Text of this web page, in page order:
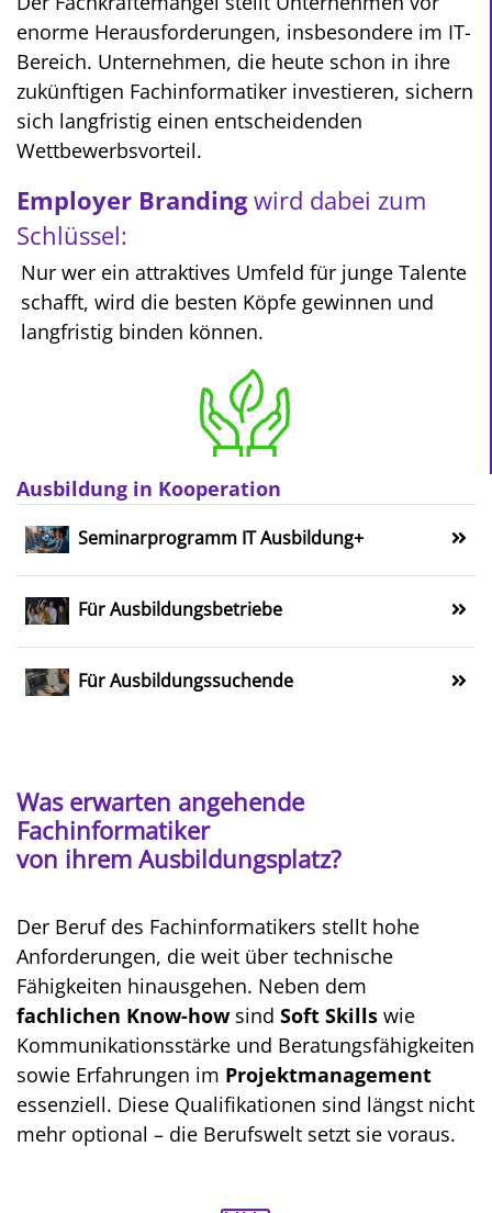
enorme Herausforderungen, insbesondere im IT-
Bereich. Unternehmen, die heute schon in ihre
zukünftigen Fachinformatiker investieren, sichern
sich langfristig einen entscheidenden
Wettbewerbsvorteil.
Employer Brandingwird dabei zum
Schlüssel:
Nur wer ein attraktives Umfeld für junge Talente
schafft, wird die besten Köpfe gewinnen und
langfristig binden können.
Ausbildung in Kooperation
Seminarprogramm IT Ausbildung+
Für Ausbildungsbetriebe
Für Ausbildungs­suchende
Was erwarten angehende
Fachinformatiker
von ihrem Ausbildungsplatz?
Der Beruf des Fachinformatikers stellt hohe
Anforderungen, die weit über technische
Fähigkeiten hinausgehen. Neben dem
fachlichen Know-howsind Soft Skills wie
Kommunikationsstärke und Beratungsfähigkeiten
sowie Erfahrungen im Projektmanagement
essenziell. Diese Qualifikationen sind längst nicht
mehr optional – die Berufswelt setzt sie voraus.